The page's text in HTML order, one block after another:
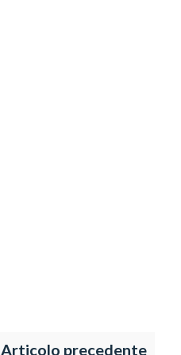
Articolo precedente